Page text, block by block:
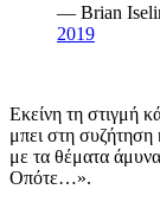
— Brian
2019
Εκείνη τη στιγμή
μπει στη συζήτηση
με τα θέματα
Οπότε…».